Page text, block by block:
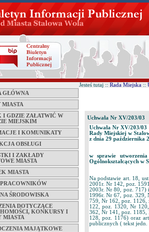
GŁÓWNA
MIASTA
I GDZIE ZAŁATWIĆ W
MIEJSKIM
I KOMUNIKATY
OBSŁUGI
I ZAKŁADY
MIASTA
MIASTA
ŚRODOWISKA
DOTYCZĄCE
KONKURSY I
MIASTA
MAJĄTKOWE
Jesteś tutaj :: Rada Miejska ::
Uchwała Nr XV/203/03
Uchwała Nr XV/203/03
Rady Miejskiej w
z dnia 29 października
w sprawie
Ogólnokształcących w
Na podstawie art. 18,
2001r. Nr 142, poz.
2003r. Nr 80, poz. 717)
1996r. Nr 67, poz. 329,
759, Nr 162, poz.
122, poz. 1320, Nr
362, Nr 141, poz.
128, poz. 1176) oraz
publicznych ( tekst